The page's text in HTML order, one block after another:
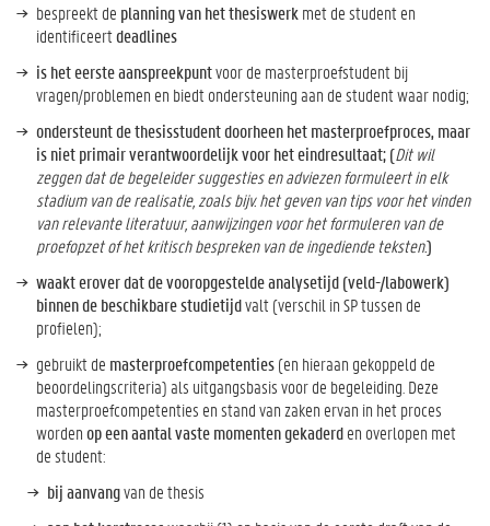
bespreekt de planning van het thesiswerkmet de student en
identificeertdeadlines
is het eerste aanspreekpuntvoor de masterproefstudent bij
vragen/problemen en biedt ondersteuning aan de student waar nodig;
ondersteunt de thesisstudent doorheen het masterproefproces, maar
is niet primair verantwoordelijk voor het eindresultaat; (Dit wil
zeggen dat de begeleider suggesties en adviezen formuleert in elk
stadium van de realisatie, zoals bijv. het geven van tips voor het vinden
van relevante literatuur, aanwijzingen voor het formuleren van de
proefopzet of het kritisch bespreken van de ingediende teksten.)
waakt erover dat de vooropgestelde analysetijd (veld-/labowerk)
binnen de beschikbare studietijdvalt (verschil in SP tussen de
profielen);
gebruikt de masterproefcompetenties(en hieraan gekoppeld de
beoordelingscriteria) als uitgangsbasis voor de begeleiding. Deze
masterproefcompetenties en stand van zaken ervan in het proces
wordenop een aantal vaste momenten gekaderden overlopen met
de student:
bij aanvangvan de thesis